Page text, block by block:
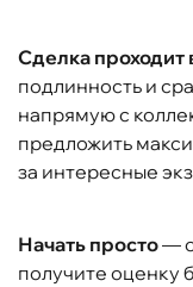
Сделка проходит
подлинность и
напрямую с
предложить
за интересные
Начать просто—
получите оценку